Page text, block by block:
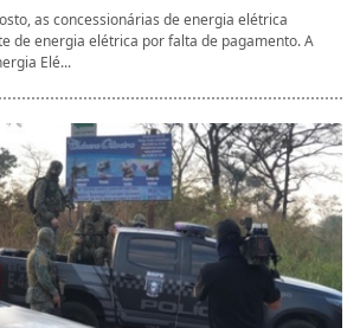
as concessionárias de energia elétrica
de energia elétrica por falta de pagamento. A
Elé...